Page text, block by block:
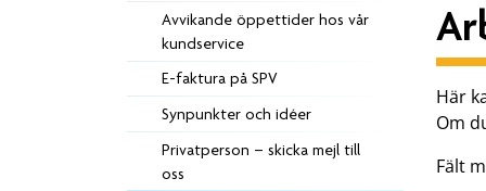
Avvikande öppettider hos vår
kundservice
E-faktura på SPV
Synpunkter och idéer
Privatperson – skicka mejl till
oss
Här
Om
Fält